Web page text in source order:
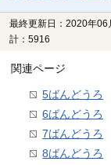
最終更新日：2020年
計：5916
関連ページ
5ばんどうろ
6ばんどうろ
7ばんどうろ
8ばんどうろ